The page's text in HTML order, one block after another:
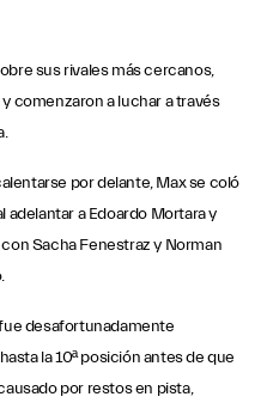
sus rivales más cercanos,
comenzaron a luchar a través
por delante, Max se coló
adelantar a Edoardo Mortara y
Sacha Fenestraz y Norman
desafortunadamente
la 10ª posición antes de que
por restos en pista,